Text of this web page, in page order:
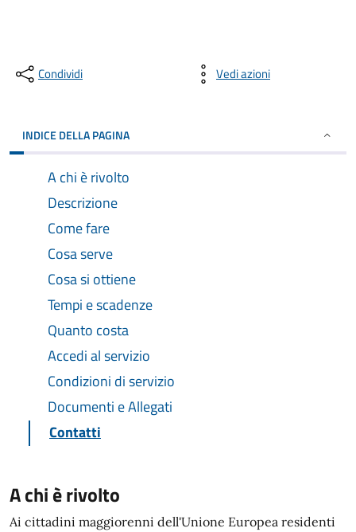
Condividi Vedi azioni
INDICE DELLA PAGINA
A chi è rivolto
Descrizione
Come fare
Cosa serve
Cosa si ottiene
Tempi e scadenze
Quanto costa
Accedi al servizio
Condizioni di servizio
Documenti e Allegati
Contatti
A chi è rivolto
Ai cittadini maggiorenni dell'Unione Europea residenti